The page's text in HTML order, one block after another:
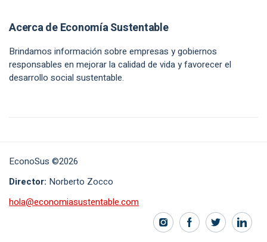
Acerca de Economía Sustentable
Brindamos información sobre empresas y gobiernos
responsables en mejorar la calidad de vida y favorecer el
desarrollo social sustentable.
EconoSus ©2026
Director: Norberto Zocco
hola@economiasustentable.com